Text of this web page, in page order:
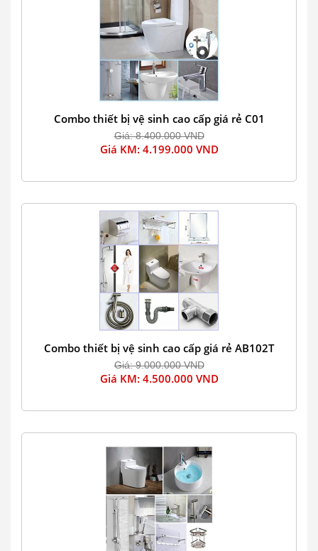
Combo thiết bị vệ sinh cao cấp giá rẻ C01
Giá: 8.400.000 VND
Giá KM: 4.199.000 VND
Combo thiết bị vệ sinh cao cấp giá rẻ AB102T
Giá: 9.000.000 VND
Giá KM: 4.500.000 VND